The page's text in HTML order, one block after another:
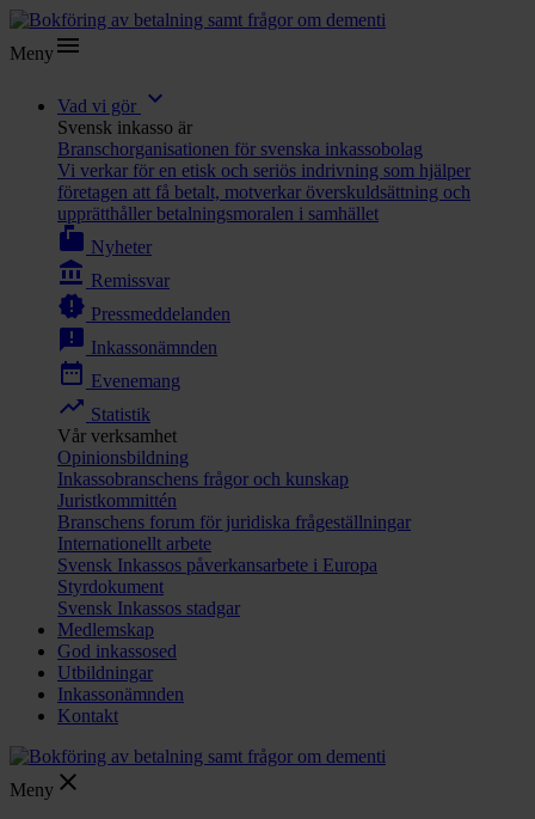
Menymenu
Vad vi gör expand_more
Svensk inkasso är
Branschorganisationen för svenska inkassobolag
Vi verkar för en etisk och seriös indrivning som hjälper
företagen att få betalt, motverkar överskuldsättning och
upprätthåller betalningsmoralen i samhället
markunread_mailbox Nyheter
account_balance Remissvar
new_releases Pressmeddelanden
announcement Inkassonämnden
date_range Evenemang
trending_up Statistik
Vår verksamhet
Opinionsbildning
Inkassobranschens frågor och kunskap
Juristkommittén
Branschens forum för juridiska frågeställningar
Internationellt arbete
Svensk Inkassos påverkansarbete i Europa
Styrdokument
Svensk Inkassos stadgar
Medlemskap
God inkassosed
Utbildningar
Inkassonämnden
Kontakt
Meny close